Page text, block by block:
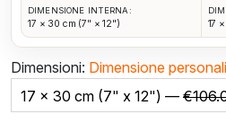
DIMENSIONE INTERNA:
17 × 30 cm (7" × 12") 17
Dimensioni: Dimensione
17 x 30 cm (7" x 12") — €